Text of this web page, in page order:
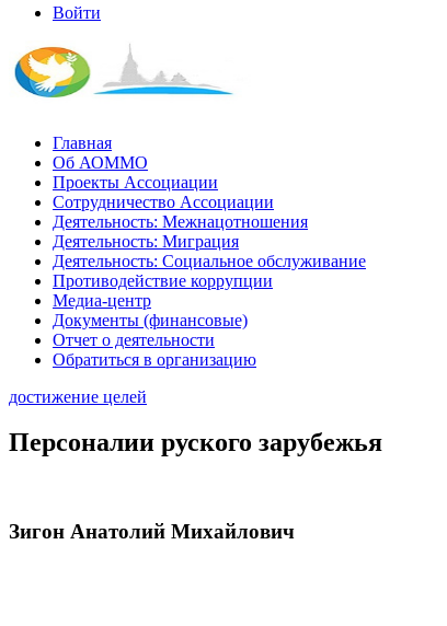
Войти
Главная
Об АОММО
Проекты Ассоциации
Сотрудничество Ассоциации
Деятельность: Межнацотношения
Деятельность: Миграция
Деятельность: Социальное обслуживание
Противодействие коррупции
Медиа-центр
Документы (финансовые)
Отчет о деятельности
Обратиться в организацию
достижение целей
Персоналии руского зарубежья
Зигон Анатолий Михайлович